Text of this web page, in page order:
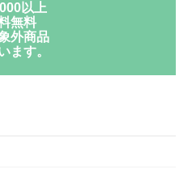
以上
無料
外商品
ます。